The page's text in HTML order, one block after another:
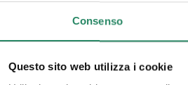
Consenso
Questo sito web utilizza i cookie
2026
male